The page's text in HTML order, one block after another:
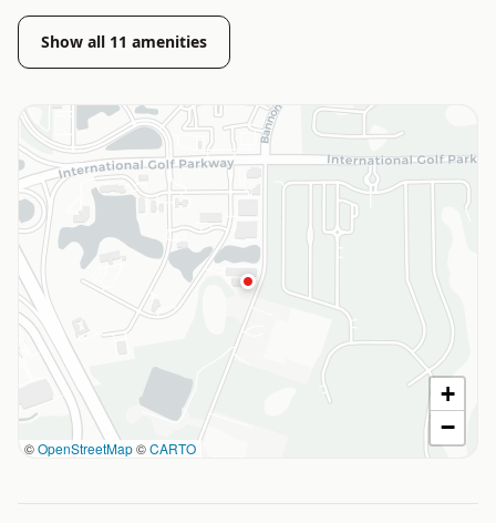
Show all 11 amenities
©OpenStreetMap©CARTO
+
−